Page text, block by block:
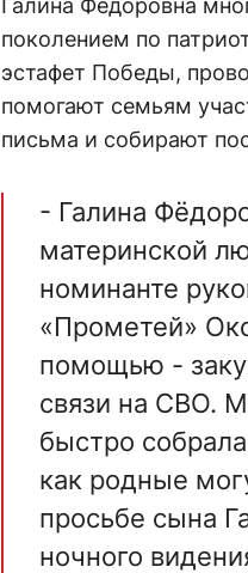
Галина Федоровна
поколением по
эстафет Победы,
помогают семьям
письма и собирают
- Галина
материнской
номинанте
«Прометей»
помощью -
связи на СВО.
быстро
как родные
просьбе сына
ночного